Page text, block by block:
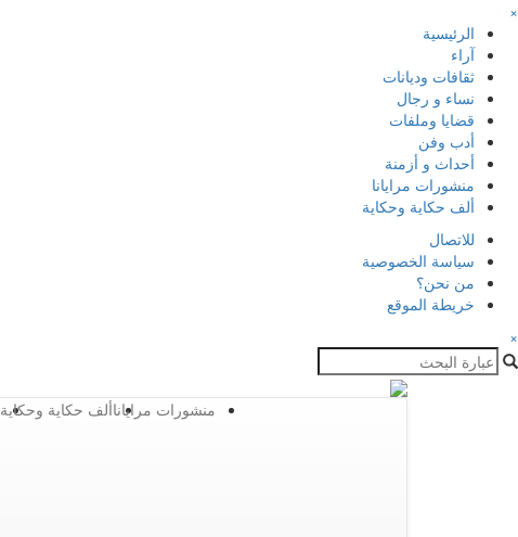
×
الرئيسية
آراء
ثقافات وديانات
نساء و رجال
قضايا وملفات
أدب وفن
أحداث و أزمنة
منشورات مرايانا
ألف حكاية وحكاية
للاتصال
سياسة الخصوصية
من نحن؟
خريطة الموقع
×
ألف حكاية وحكايةمنشورات مرايانا